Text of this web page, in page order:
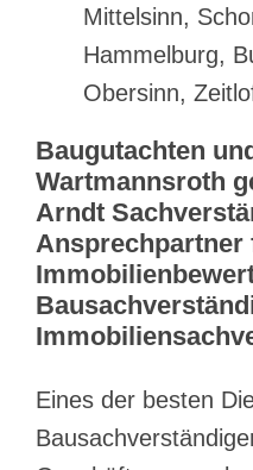
Mittelsinn,
Hammelburg,
Obersinn,
Baugutachten
Wartmannsroth
Arndt
Ansprechpartner
Eines der besten